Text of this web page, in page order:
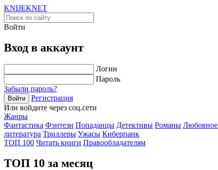
KNIJEKNET
Войти
Вход в аккаунт
Логин
Пароль
Забыли пароль?
Войти
Регистрация
Или войдите через соц.сети
Жанры
Фантастика Фэнтези Попаданцы Детективы Романы Любовное
литература Триллеры Ужасы Киберпанк
ТОП 100 Читать книги Правообладателям
ТОП 10 за месяц